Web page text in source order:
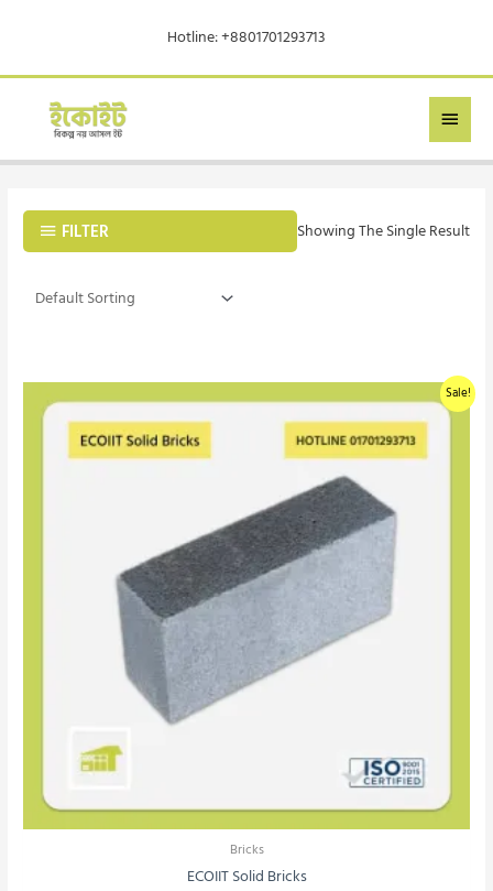
Hotline: +8801701293713
MAIN
FILTER Showing The Single Result
Sale!
Bricks
ECOIIT Solid Bricks
Original
Price
Current
Price
Is:
৳ 13.